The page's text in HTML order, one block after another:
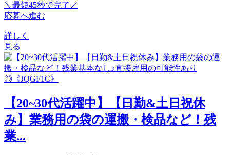
＼最短45秒で完了／
応募へ進む
詳しく
見る
【20~30代活躍中】【日勤&土日祝休
み】業務用の袋の運搬・検品など！残
業...